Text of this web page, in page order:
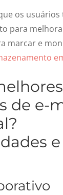
os usuários
para
marcar e
de e-
e